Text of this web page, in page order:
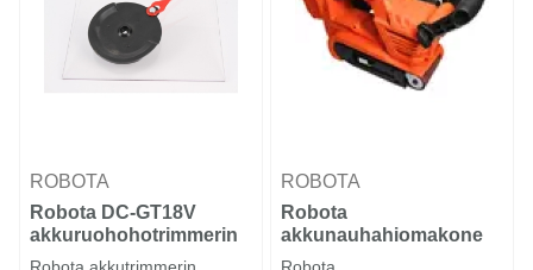
ROBOTA
Robota DC-GT18V
akkuruohohotrimmerin
pää ja varaterä
Robota akkutrimmerin
ROBOTA
Robota
akkunauhahiomakone
Robota